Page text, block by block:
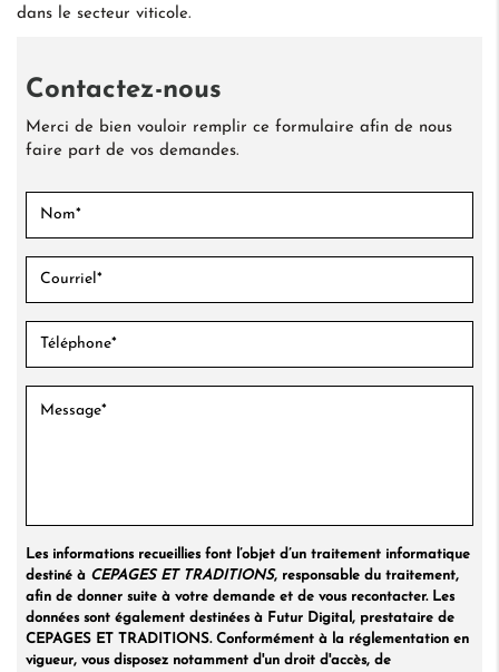
dans le secteur viticole.
Contactez-nous
Merci de bien vouloir remplir ce formulaire afin de nous
faire part de vos demandes.
Les informations recueillies font l’objet d’un traitement informatique
destiné à CEPAGES ET TRADITIONS, responsable du traitement,
afin de donner suite à votre demande et de vous recontacter. Les
données sont également destinées à Futur Digital, prestataire de
CEPAGES ET TRADITIONS. Conformément à la réglementation en
vigueur, vous disposez notamment d'un droit d'accès, de